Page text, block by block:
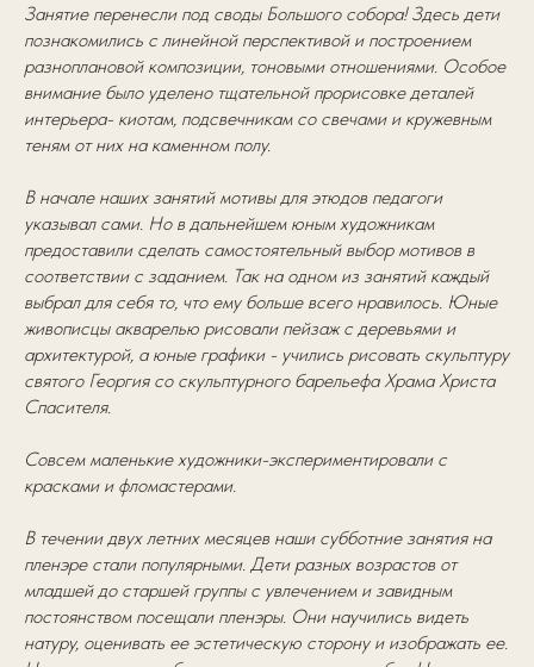
Занятие перенесли под своды Большого собора! Здесь дети
познакомились с линейной перспективой и построением
разноплановой композиции, тоновыми отношениями. Особое
внимание было уделено тщательной прорисовке деталей
интерьера- киотам, подсвечникам со свечами и кружевным
теням от них на каменном полу.
В начале наших занятий мотивы для этюдов педагоги
указывал сами. Но в дальнейшем юным художникам
предоставили сделать самостоятельный выбор мотивов в
соответствии с заданием. Так на одном из занятий каждый
выбрал для себя то, что ему больше всего нравилось. Юные
живописцы акварелью рисовали пейзаж с деревьями и
архитектурой, а юные графики - учились рисовать скульптуру
святого Георгия со скульптурного барельефа Храма Христа
Спасителя.
Совсем маленькие художники-экспериментировали с
красками и фломастерами.
В течении двух летних месяцев наши субботние занятия на
пленэре стали популярными. Дети разных возрастов от
младшей до старшей группы с увлечением и завидным
постоянством посещали пленэры. Они научились видеть
натуру, оценивать ее эстетическую сторону и изображать ее.